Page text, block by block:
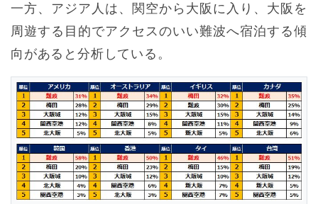
一方、アジア人は、関空から大阪に入り、大阪を
周遊する目的でアクセスのいい難波へ宿泊する傾
向があると分析している。